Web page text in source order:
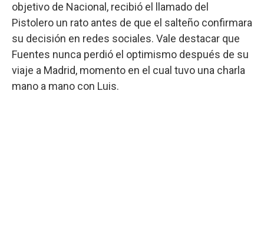
objetivo de Nacional, recibió el llamado del
Pistolero un rato antes de que el salteño confirmara
su decisión en redes sociales. Vale destacar que
Fuentes nunca perdió el optimismo después de su
viaje a Madrid, momento en el cual tuvo una charla
mano a mano con Luis.